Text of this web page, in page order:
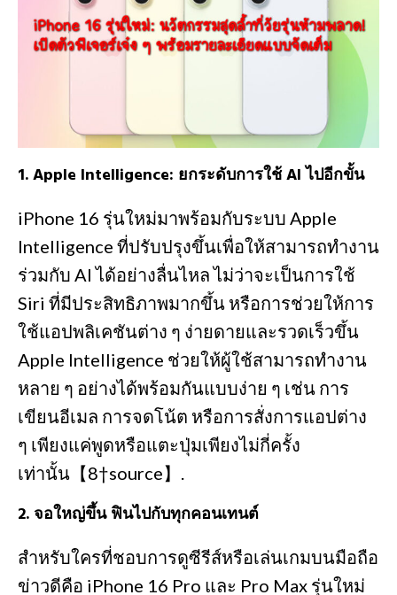
1.Apple Intelligence: ยกระดับการใช้ AI ไปอีกขั้น
iPhone 16 รุ่นใหม่มาพร้อมกับระบบ Apple
Intelligence ที่ปรับปรุงขึ้นเพื่อให้สามารถทำงาน
ร่วมกับ AI ได้อย่างลื่นไหล ไม่ว่าจะเป็นการใช้
Siri ที่มีประสิทธิภาพมากขึ้น หรือการช่วยให้การ
ใช้แอปพลิเคชันต่าง ๆ ง่ายดายและรวดเร็วขึ้น
Apple Intelligence ช่วยให้ผู้ใช้สามารถทำงาน
หลาย ๆ อย่างได้พร้อมกันแบบง่าย ๆ เช่น การ
เขียนอีเมล การจดโน้ต หรือการสั่งการแอปต่าง
ๆ เพียงแค่พูดหรือแตะปุ่มเพียงไม่กี่ครั้ง
เท่านั้น【8†source】.
2.จอใหญ่ขึ้น ฟินไปกับทุกคอนเทนต์
สำหรับใครที่ชอบการดูซีรีส์หรือเล่นเกมบนมือถือ
ข่าวดีคือ iPhone 16 Pro และ Pro Max รุ่นใหม่